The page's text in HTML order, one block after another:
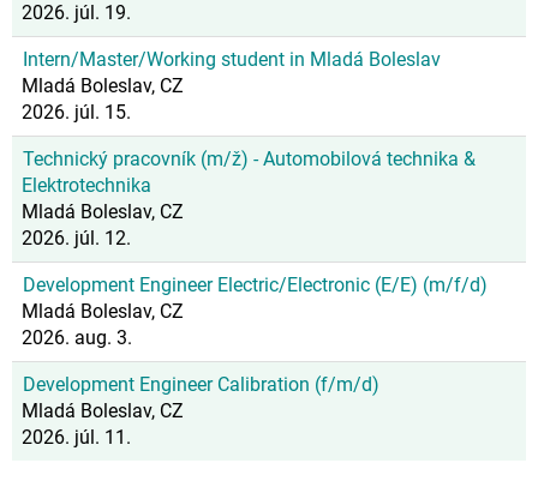
2026. júl. 19.
Intern/Master/Working student in Mladá Boleslav
Mladá Boleslav, CZ
2026. júl. 15.
Technický pracovník (m/ž) - Automobilová technika &
Elektrotechnika
Mladá Boleslav, CZ
2026. júl. 12.
Development Engineer Electric/Electronic (E/E) (m/f/d)
Mladá Boleslav, CZ
2026. aug. 3.
Development Engineer Calibration (f/m/d)
Mladá Boleslav, CZ
2026. júl. 11.